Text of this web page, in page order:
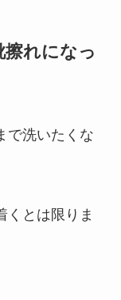
れになっ
で洗いたくな
くとは限りま